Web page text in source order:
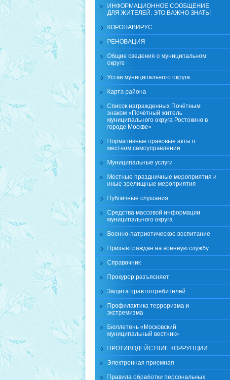
ИНФОРМАЦИОННОЕ СООБЩЕНИЕ
ДЛЯ ЖИТЕЛЕЙ. ЭТО ВАЖНО ЗНАТЬ!
КОРОНАВИРУС
РЕНОВАЦИЯ
Общие сведения о муниципальном
округе
Устав муниципального округа
Карта района
Список награжденных Почётным
знаком «Почётный житель
муниципального округа Ростокино в
городе Москве»
Нормативные правовые акты о
местном самоуправлении
Муниципальные услуги
Местные праздничные мероприятия и
иные зрелищные мероприятия
Публичные слушания
Средства массовой информации
муниципального округа
Военно-патриотическое воспитание
Призыв граждан на военную службу
Справочник
Прокурор разъясняет
Защита прав потребителей
Профилактика терроризма и
экстремизма
Бюллетень «Московский
муниципальный вестник»
ПРОТИВОДЕЙСТВИЕ КОРРУПЦИИ
Электронная приемная
Правила обработки персональных